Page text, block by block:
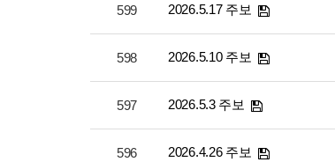
599 2026.5.17 주보
598 2026.5.10 주보
597 2026.5.3 주보
596 2026.4.26 주보